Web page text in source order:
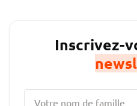
Inscrivez-